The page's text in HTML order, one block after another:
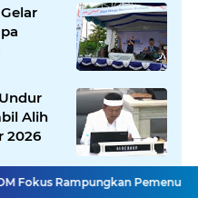
Alih
2026
Pemenuhan Layanan